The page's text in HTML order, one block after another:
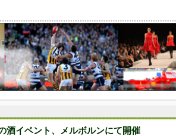
酒イベント、メルボルンにて開催